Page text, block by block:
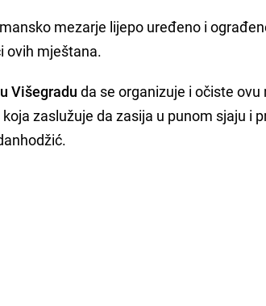
mezarje lijepo uređeno i
ovih mještana.
Višegradu da se organizuje i očiste ovu
koja zaslužuje da zasija u punom sjaju i